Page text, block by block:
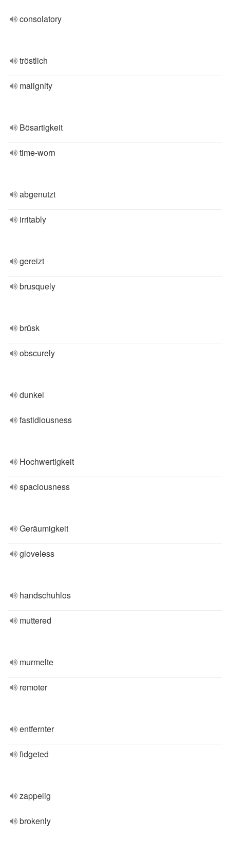
consolatory
tröstlich
malignity
Bösartigkeit
time-worn
abgenutzt
irritably
gereizt
brusquely
brüsk
obscurely
dunkel
fastidiousness
Hochwertigkeit
spaciousness
Geräumigkeit
gloveless
handschuhlos
muttered
murmelte
remoter
entfernter
fidgeted
zappelig
brokenly